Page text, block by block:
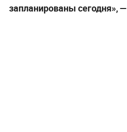
запланированы сегодня», —